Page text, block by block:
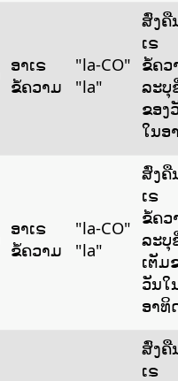
ອາເຣ
ຂໍ້ຄວາມ
"la-CO"
"la"
ສົ່ງຄື
ເຣ
ຂໍ້ຄວ
ລະ
ຂອງ
ໃນອ
ອາເຣ
ຂໍ້ຄວາມ
"la-CO"
"la"
ສົ່ງຄື
ເຣ
ຂໍ້ຄວ
ລະບຸ
ເຕັມ
ວັນໃ
ອາທິ
ສົ່ງຄື
ເຣ